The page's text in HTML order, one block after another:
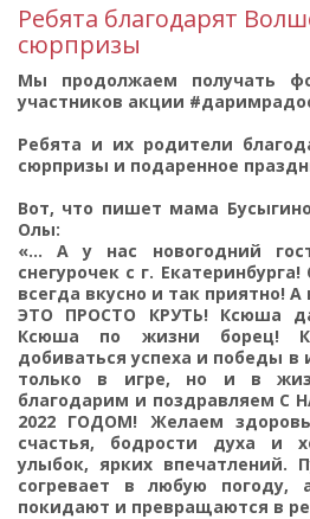
Ребята благодарят
сюрпризы
Мы продолжаем получать
участников акции
Ребята и их родители
сюрпризы и подаренное
Вот, что пишет мама
Олы:
«... А у нас новогодний
снегурочек с г.
всегда вкусно и так приятно!
ЭТО ПРОСТО КРУТЬ! Ксюша
Ксюша по жизни борец!
добиваться успеха и победы
только в игре, но и в
благодарим и поздравляем
2022 ГОДОМ! Желаем
счастья, бодрости духа и
улыбок, ярких впечатлений.
согревает в любую
покидают и превращаются в